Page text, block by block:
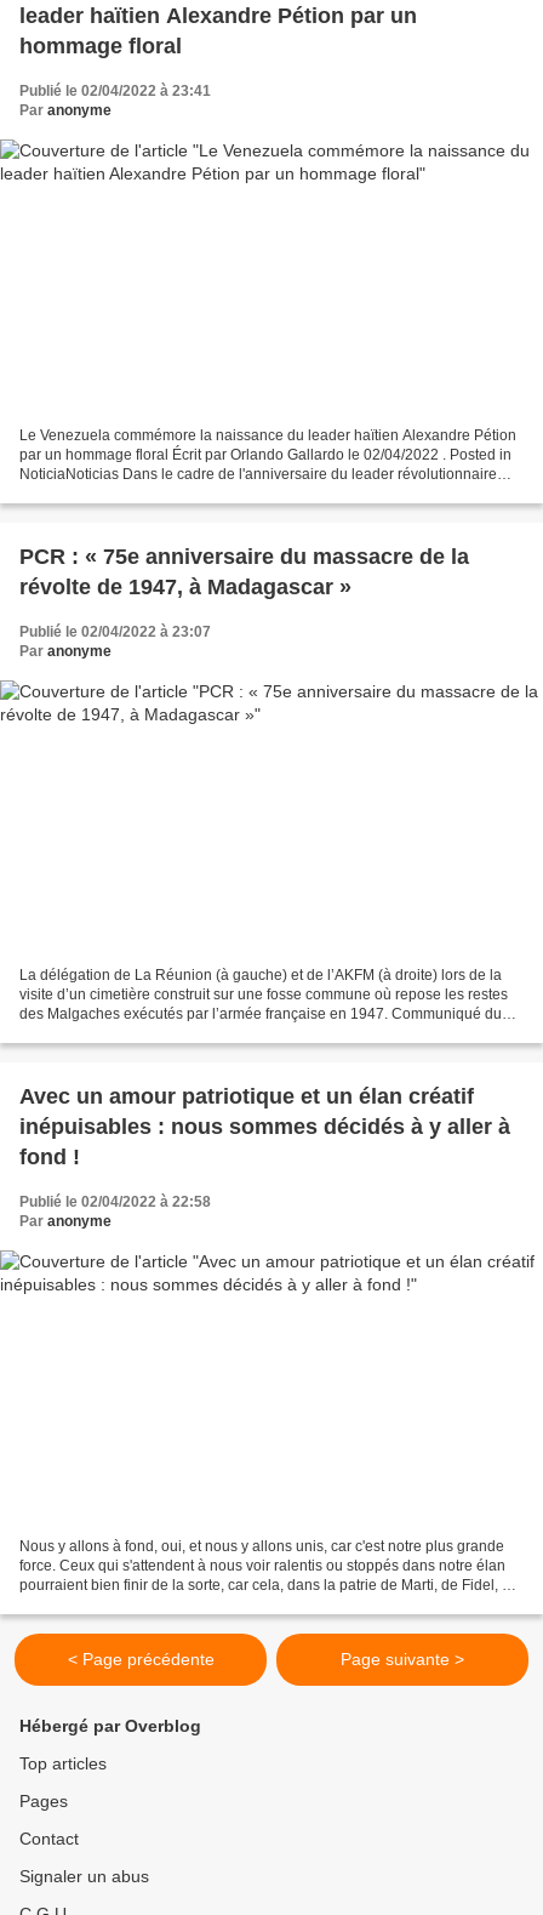
leader haïtien Alexandre Pétion par un
hommage floral
Publié le 02/04/2022 à 23:41
Par anonyme
Le Venezuela commémore la naissance du leader haïtien Alexandre Pétion
par un hommage floral Écrit par Orlando Gallardo le 02/04/2022 . Posted in
NoticiaNoticias Dans le cadre de l'anniversaire du leader révolutionnaire
PCR : « 75e anniversaire du massacre de la
révolte de 1947, à Madagascar »
Publié le 02/04/2022 à 23:07
Par anonyme
La délégation de La Réunion (à gauche) et de l’AKFM (à droite) lors de la
visite d’un cimetière construit sur une fosse commune où repose les restes
des Malgaches exécutés par l’armée française en 1947. Communiqué du
Avec un amour patriotique et un élan créatif
inépuisables : nous sommes décidés à y aller à
fond !
Publié le 02/04/2022 à 22:58
Par anonyme
Nous y allons à fond, oui, et nous y allons unis, car c'est notre plus grande
force. Ceux qui s'attendent à nous voir ralentis ou stoppés dans notre élan
pourraient bien finir de la sorte, car cela, dans la patrie de Marti, de Fidel, de
< Page précédente Page suivante >
Hébergé par Overblog
Top articles
Pages
Contact
Signaler un abus